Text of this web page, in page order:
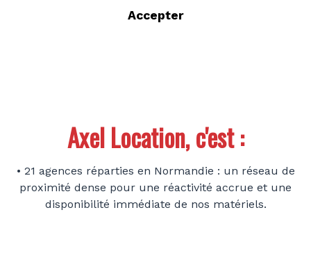
Accepter
Axel Location, c'est :
• 21 agences réparties en Normandie : un réseau de
proximité dense pour une réactivité accrue et une
disponibilité immédiate de nos matériels.